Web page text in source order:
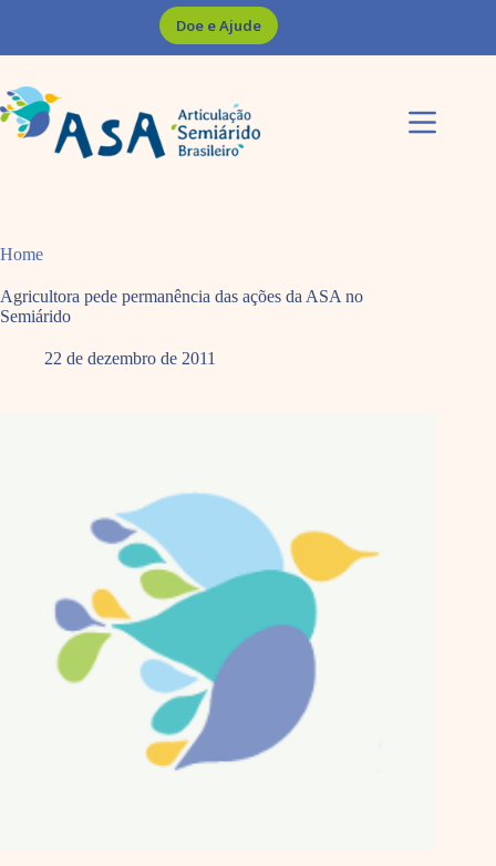
Doe e Ajude
Home
Agricultora pede permanência das ações da ASA no
Semiárido
22 de dezembro de 2011